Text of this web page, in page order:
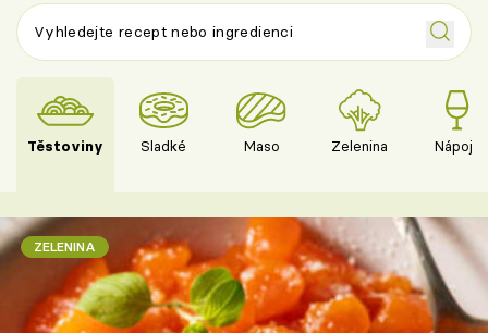
Těstoviny Sladké Maso Zelenina Nápoje
ZELENINA